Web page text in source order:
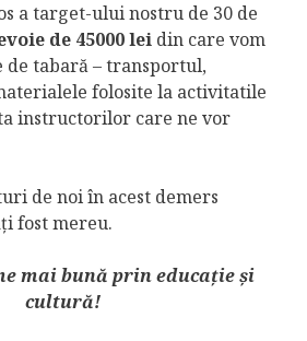
a target-ului nostru de 30 de
de 45000 lei din care vom
tabară – transportul,
folosite la activitatile
instructorilor care ne vor
de noi în acest demers
fost mereu.
mai bună prin educație și
cultură!